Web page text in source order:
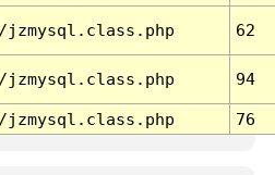
62
94
76